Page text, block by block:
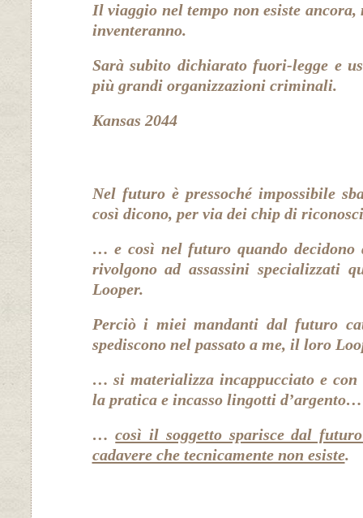
Il viaggio nel tempo non esiste
inventeranno.
Sarà subito dichiarato fuori-legge e
più grandi organizzazioni criminali.
Kansas 2044
Nel futuro è pressoché impossibile
così dicono, per via dei chip di
… e così nel futuro quando
rivolgono ad assassini specializzati
Looper.
Perciò i miei mandanti dal futuro
spediscono nel passato a me, il loro
… si materializza incappucciato e
la pratica e incasso lingotti d’argento…
…così il soggetto sparisce dal
cadavere che tecnicamente non esiste.